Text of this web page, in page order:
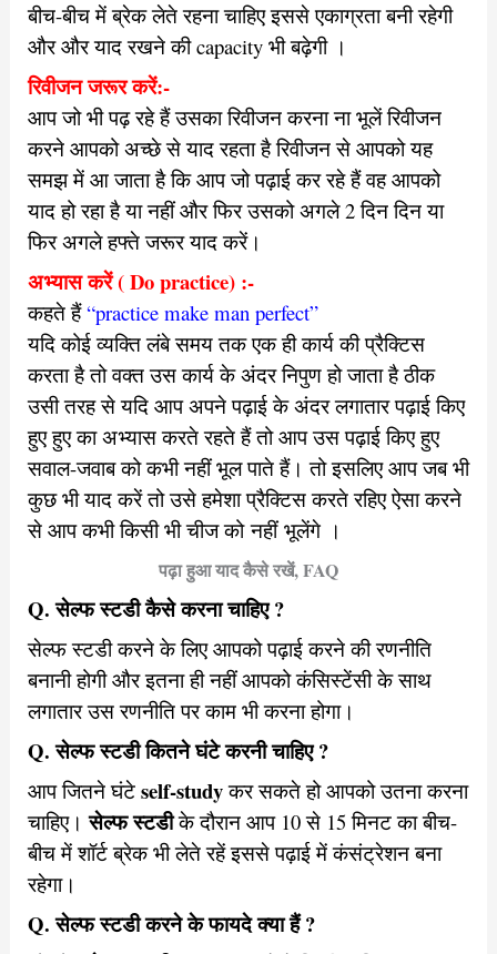
बीच-बीच में ब्रेक लेते रहना चाहिए इससे एकाग्रता बनी रहेगी
और और याद रखने की capacity भी बढ़ेगी ।
रिवीजन जरूर करें:-
आप जो भी पढ़ रहे हैं उसका रिवीजन करना ना भूलें रिवीजन
करने आपको अच्छे से याद रहता है रिवीजन से आपको यह
समझ में आ जाता है कि आप जो पढ़ाई कर रहे हैं वह आपको
याद हो रहा है या नहीं और फिर उसको अगले 2 दिन दिन या
फिर अगले हफ्ते जरूर याद करें।
अभ्यास करें ( Do practice) :-
कहते हैं“practice make man perfect”
यदि कोई व्यक्ति लंबे समय तक एक ही कार्य की प्रैक्टिस
करता है तो वक्त उस कार्य के अंदर निपुण हो जाता है ठीक
उसी तरह से यदि आप अपने पढ़ाई के अंदर लगातार पढ़ाई किए
हुए हुए का अभ्यास करते रहते हैं तो आप उस पढ़ाई किए हुए
सवाल-जवाब को कभी नहीं भूल पाते हैं। तो इसलिए आप जब भी
कुछ भी याद करें तो उसे हमेशा प्रैक्टिस करते रहिए ऐसा करने
से आप कभी किसी भी चीज को नहीं भूलेंगे ।
पढ़ा हुआ याद कैसे रखें, FAQ
Q. सेल्फ स्टडी कैसे करना चाहिए ?
सेल्फ स्टडी करने के लिए आपको पढ़ाई करने की रणनीति
बनानी होगी और इतना ही नहीं आपको कंसिस्टेंसी के साथ
लगातार उस रणनीति पर काम भी करना होगा।
Q. सेल्फ स्टडी कितने घंटे करनी चाहिए ?
आप जितने घंटे self-studyकर सकते हो आपको उतना करना
चाहिए। सेल्फ स्टडीके दौरान आप 10 से 15 मिनट का बीच-
बीच में शॉर्ट ब्रेक भी लेते रहें इससे पढ़ाई में कंसंट्रेशन बना
रहेगा।
Q. सेल्फ स्टडी करने के फायदे क्या हैं ?